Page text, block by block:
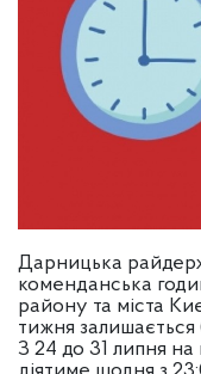
Дарницька
коменданська
району та міста
тижня залишається
З 24 до 31 липня на